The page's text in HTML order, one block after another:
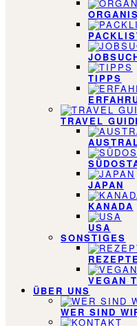
TIPPS
TRAVEL
JAPAN
KANADA
USA
SONSTIGES
VEGAN
ÜBER UNS
WER SIND